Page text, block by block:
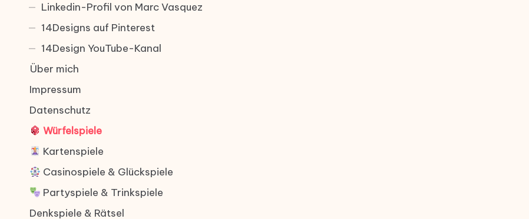
Linkedin-Profil von Marc Vasquez
14Designs auf Pinterest
14Design YouTube-Kanal
Über mich
Impressum
Datenschutz
Würfelspiele
Kartenspiele
Casinospiele & Glückspiele
Partyspiele & Trinkspiele
Denkspiele & Rätsel